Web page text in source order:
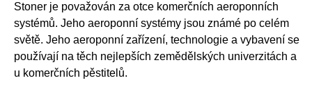
Stoner je považován za otce komerčních aeroponních
systémů. Jeho aeroponní systémy jsou známé po celém
světě. Jeho aeroponní zařízení, technologie a vybavení se
používají na těch nejlepších zemědělských univerzitách a
u komerčních pěstitelů.